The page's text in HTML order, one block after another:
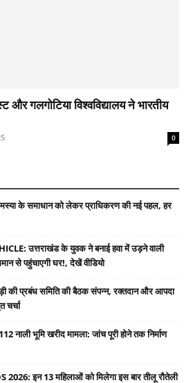
गलगोटिया विश्वविद्यालय ने भारतीय
0
के समाधान को लेकर प्राधिकरण की नई पहल, हर
उत्तराखंड के युवक ने बनाई हवा में उड़ने वाली
से पहुंचाएगी घर!, देखें वीडियो
की प्रबंध समिति की बैठक संपन्न, रक्तदान और आपदा
चर्चा
नाली भूमि खरीद मामला: जांच पूरी होने तक निर्माण
इन 13 महिलाओं को मिलेगा इस बार तीलू रौतेली